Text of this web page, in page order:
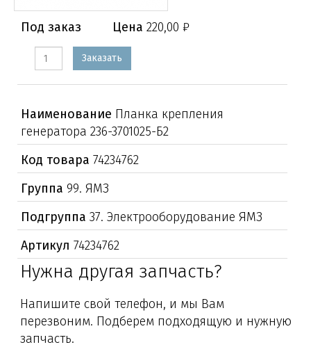
Под заказ Цена 220,00 ₽
Заказать
Наименование Планка крепления
генератора 236-3701025-Б2
Код товара 74234762
Группа 99. ЯМЗ
Подгруппа 37. Электрооборудование ЯМЗ
Артикул 74234762
Нужна другая запчасть?
Напишите свой телефон, и мы Вам
перезвоним. Подберем подходящую и нужную
запчасть.